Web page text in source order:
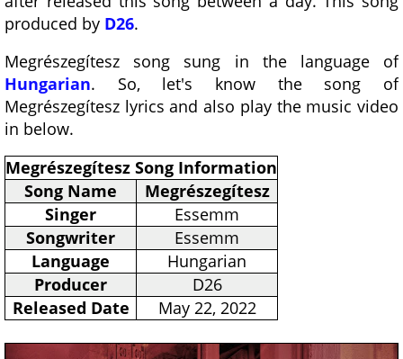
produced by D26.
Megrészegítesz song sung in the language of
Hungarian. So, let's know the song of
Megrészegítesz lyrics and also play the music video
in below.
Megrészegítesz Song Information
Song Name
Megrészegítesz
Singer
Essemm
Songwriter
Essemm
Language
Hungarian
Producer
D26
Released Date
May 22, 2022